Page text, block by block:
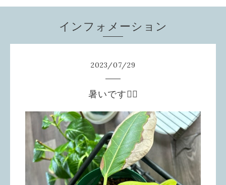
インフォメーション
2023/07/29
暑いです😵‍💫